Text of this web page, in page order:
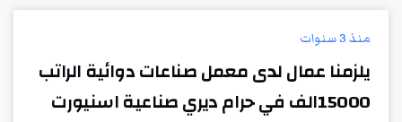
منذ 3 سنوات
يلزمنا عمال لدى معمل صناعات دوائية الراتب
15000الف في حرام ديري صناعية اسنيورت